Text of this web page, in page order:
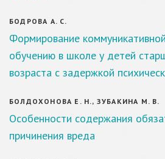
БОДРОВА А. С.
Формирование
обучению в школе у детей
возраста с задержкой
БОЛДОХОНОВА Е. Н., ЗУБАКИНА М. В.
Особенности содержания
причинения вреда